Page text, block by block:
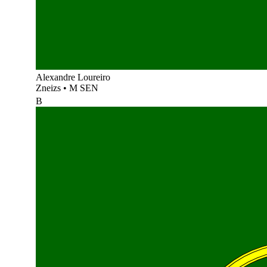
Alexandre Loureiro
Zneizs • M SEN
B